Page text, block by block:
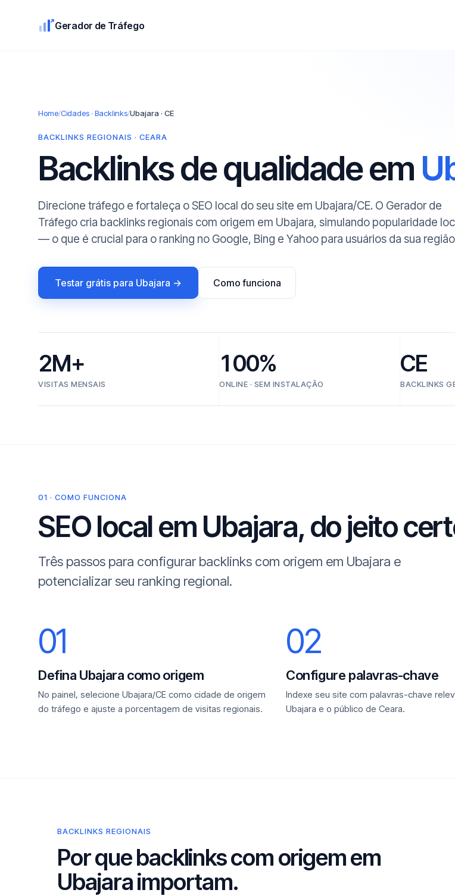
Gerador de Tráfego
Home/Cidades · Backlinks/Ubajara · CE
BACKLINKS REGIONAIS · CEARA
Backlinks de qualidade em
Direcione tráfego e fortaleça o SEO local do seu site em Ubajara/CE. O Gerador de
Tráfego cria backlinks regionais com origem em Ubajara, simulando popularidade
— o que é crucial para o ranking no Google, Bing e Yahoo para usuários da sua
Testar grátis para Ubajara → Como funciona
2M+
VISITAS MENSAIS
100%
ONLINE · SEM INSTALAÇÃO
CE
BACKLINKS
01 · COMO FUNCIONA
SEO local em Ubajara, do jeito
Três passos para configurar backlinks com origem em Ubajara e
potencializar seu ranking regional.
01
Defina Ubajara como origem
No painel, selecione Ubajara/CE como cidade de origem
do tráfego e ajuste a porcentagem de visitas regionais.
02
Configure palavras-chave
Indexe seu site com palavras-chave
Ubajara e o público de Ceara.
BACKLINKS REGIONAIS
Por que backlinks com origem em
Ubajara importam.